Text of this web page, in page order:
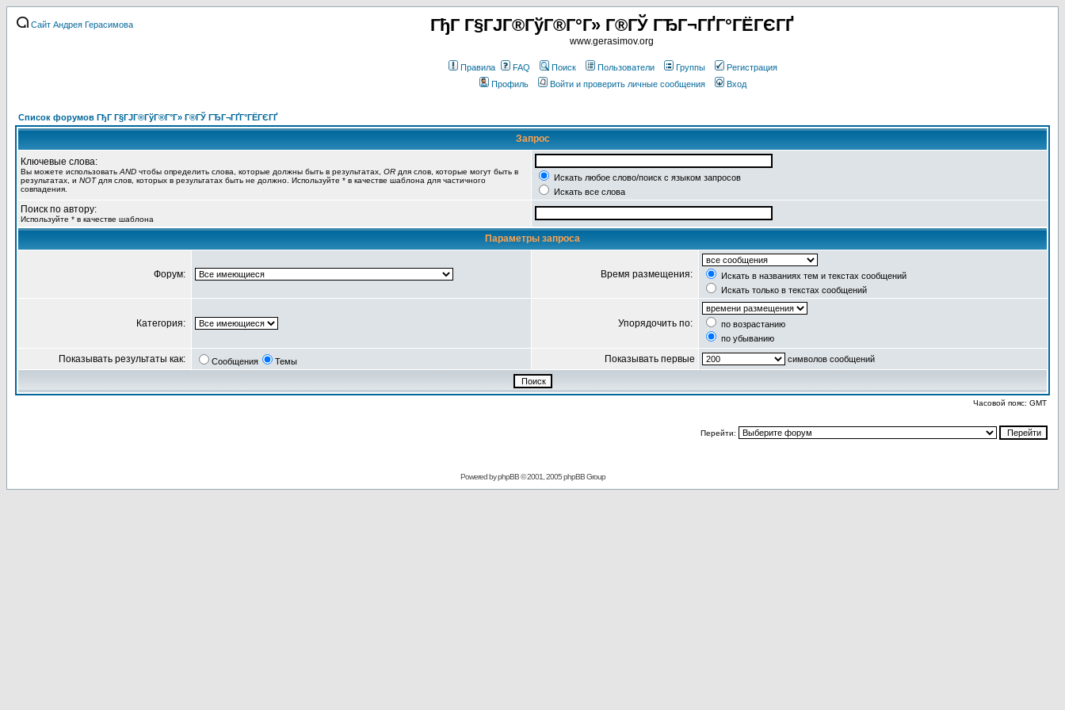
Сайт Андрея Герасимова ГђГ Г§ГЈГ®ГўГ®Г°Г» Г®ГЎ ГЂГ¬ГҐГ°ГЁГЄГҐ
www.gerasimov.org
Правила FAQ Поиск Пользователи Группы
Регистрация
Профиль
Войти и проверить личные сообщения Вход
Список форумов ГђГ Г§ГЈГ®ГўГ®Г°Г» Г®ГЎ ГЂГ¬ГҐГ°ГЁГЄГҐ
Запрос
Ключевые слова:
Вы можете использовать AND чтобы определить слова, которые должны быть в результатах, OR для слов, которые могут быть в
результатах, и NOTдля слов, которых в результатах быть не должно. Используйте * в качестве шаблона для частичного
совпадения.
Искать любое слово/поиск с языком запросов
Искать все слова
Поиск по автору:
Используйте * в качестве шаблона
Параметры запроса
Форум: Время размещения:
Искать в названиях тем и текстах сообщений
Искать только в текстах сообщений
Категория: Упорядочить по:
по возрастанию
по убыванию
Показывать результаты как: Сообщения Темы Показывать первые символов сообщений
Часовой пояс: GMT
Перейти:
Powered byphpBB© 2001, 2005 phpBB Group